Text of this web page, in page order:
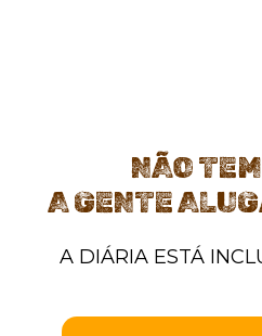
NÃO
A GENTE
A DIÁRIA ESTÁ